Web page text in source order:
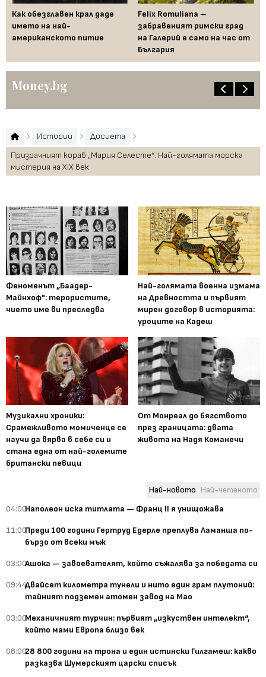
Как обезглавен крал даде
името на най-
американското питие
Felix Romuliana –
забравеният римски град
на Галерий е само на час от
България
Money.bg
Истории
Досиета
Призрачният кораб „Мария Селесте“: Най-голямата морска
мистерия на XIX век
Феноменът „Баадер-
Майнхоф": терористите,
чието име ви преследва
Най-голямата военна измама
на Древността и първият
мирен договор в историята:
уроците на Кадеш
Музикални хроники:
Срамежливото момиченце се
научи да вярва в себе си и
стана една от най-големите
британски певици
От Монреал до бягството
през границата: двата
живота на Надя Команечи
Най-новото Най-четеното
04:00Наполеон иска титлата — Франц II я унищожава
11:00Преди 100 години Гертруд Едерле преплува Ламанша по-
бързо от всеки мъж
03:00Ашока — завоевателят, който съжалява за победата си
09:44Двайсет километра тунели и нито един грам плутоний:
тайният подземен атомен завод на Мао
03:00Механичният турчин: първият „изкуствен интелект“,
който мами Европа близо век
08:0028 800 години на трона и един истински Гилгамеш: какво
разказва Шумерският царски списък